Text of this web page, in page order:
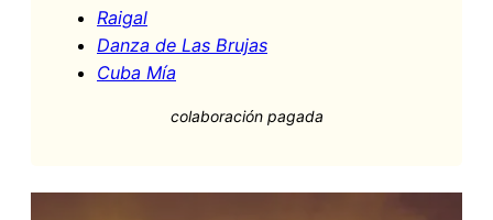
Raigal
Danza de Las Brujas
Cuba Mía
colaboración pagada